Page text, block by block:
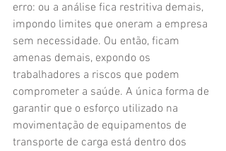
erro: ou a análise fica restritiva demais,
impondo limites que oneram a empresa
sem necessidade. Ou então, ficam
amenas demais, expondo os
trabalhadores a riscos que podem
comprometer a saúde. A única forma de
garantir que o esforço utilizado na
movimentação de equipamentos de
transporte de carga está dentro dos